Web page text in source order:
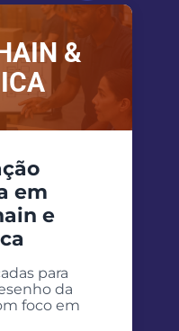
&
em
e
para
da
foco em